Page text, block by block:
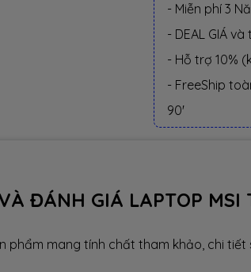
- Miễn phí 3
- DEAL GIÁ
- Hỗ trợ 10%
- FreeShip
90'
ĐÁNH GIÁ LAPTOP MSI
phẩm mang tính chất tham khảo, chi